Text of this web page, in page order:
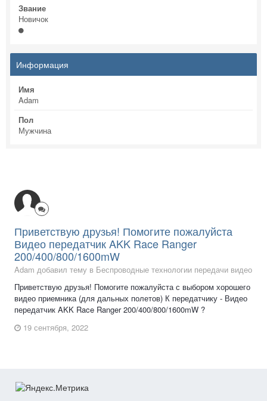
Звание
Новичок
Информация
Имя
Adam
Пол
Мужчина
Приветствую друзья! Помогите пожалуйста
Видео передатчик AKK Race Ranger
200/400/800/1600mW
Adam добавил тему в Беспроводные технологии передачи видео
Приветствую друзья! Помогите пожалуйста с выбором хорошего
видео приемника (для дальных полетов) К передатчику - Видео
передатчик AKK Race Ranger 200/400/800/1600mW ?
19 сентября, 2022